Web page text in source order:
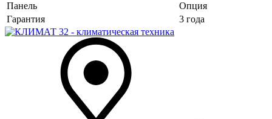
Панель
Опция
Гарантия
3 года